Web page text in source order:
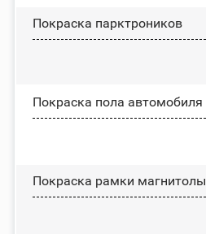
Покраска парктроников
Покраска пола автомобиля
Покраска рамки магнитолы